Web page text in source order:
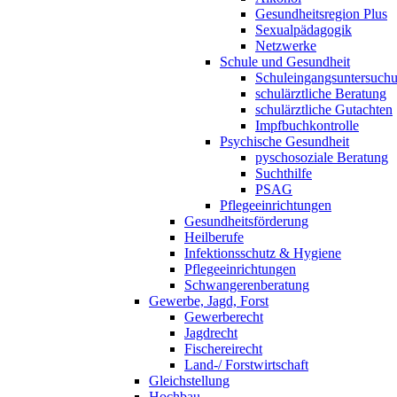
Gesundheitsregion Plus
Sexualpädagogik
Netzwerke
Schule und Gesundheit
schulärztliche Beratung
schulärztliche Gutachten
Impfbuchkontrolle
Psychische Gesundheit
pyschosoziale Beratung
Suchthilfe
PSAG
Pflegeeinrichtungen
Gesundheitsförderung
Heilberufe
Infektionsschutz & Hygiene
Pflegeeinrichtungen
Schwangerenberatung
Gewerbe, Jagd, Forst
Gewerberecht
Jagdrecht
Fischereirecht
Land-/ Forstwirtschaft
Gleichstellung